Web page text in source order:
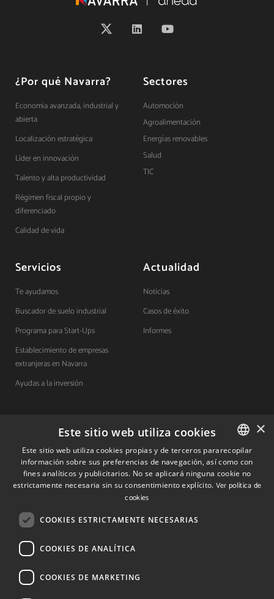
¿Por qué Navarra?
Economía avanzada, industrial y
abierta
Localización estratégica
Líder en innovación
Talento y alta productividad
Régimen fiscal propio y
diferenciado
Calidad de vida
Sectores
Automoción
Agroalimentación
Energías renovables
Salud
TIC
Servicios
Te ayudamos
Buscador de suelo industrial
Programa para Start-Ups
Establecimiento de empresas
extranjeras en Navarra
Ayudas a la inversión
Actualidad
Noticias
Casos de éxito
Informes
Contacto
Quiénes somos
Cuéntanos tu proyecto
(+34) 848 42 19 42
info@investinnavarra.com
Pamplona, Navarra.
SPANISH
SPANISH
×
Este sitio web utiliza cookies
Este sitio web utiliza cookies propias y de terceros pararecopilar
información sobre sus preferencias de navegación, así como con
fines analíticos y publicitarios. No se aplicará ninguna cookie no
estrictamente necesaria sin su consentimiento explícito. Ver política de
cookies
COOKIES ESTRICTAMENTE NECESARIAS
COOKIES DE ANALÍTICA
COOKIES DE MARKETING